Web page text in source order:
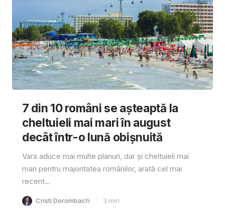
7 din 10 români se așteaptă la
cheltuieli mai mari în august
decât într-o lună obișnuită
Vara aduce mai multe planuri, dar și cheltuieli mai
mari pentru majoritatea românilor, arată cel mai
recent...
Cristi Dorombach 3 min